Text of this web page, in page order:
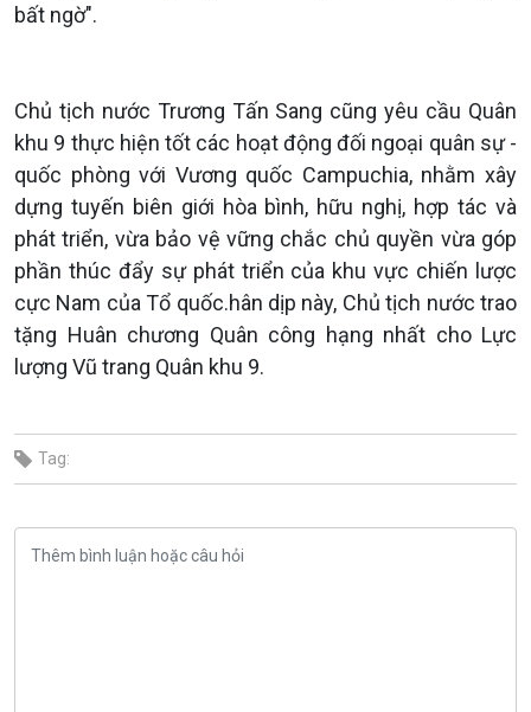
bất ngờ".
Chủ tịch nước Trương Tấn Sang cũng yêu cầu Quân
khu 9 thực hiện tốt các hoạt động đối ngoại quân sự -
quốc phòng với Vương quốc Campuchia, nhằm xây
dựng tuyến biên giới hòa bình, hữu nghị, hợp tác và
phát triển, vừa bảo vệ vững chắc chủ quyền vừa góp
phần thúc đẩy sự phát triển của khu vực chiến lược
cực Nam của Tổ quốc.hân dịp này, Chủ tịch nước trao
tặng Huân chương Quân công hạng nhất cho Lực
lượng Vũ trang Quân khu 9.
Tag: